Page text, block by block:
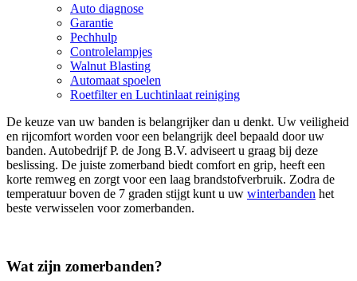
Auto diagnose
Garantie
Pechhulp
Controlelampjes
Walnut Blasting
Automaat spoelen
Roetfilter en Luchtinlaat reiniging
De keuze van uw banden is belangrijker dan u denkt. Uw veiligheid
en rijcomfort worden voor een belangrijk deel bepaald door uw
banden. Autobedrijf P. de Jong B.V. adviseert u graag bij deze
beslissing. De juiste zomerband biedt comfort en grip, heeft een
korte remweg en zorgt voor een laag brandstofverbruik. Zodra de
temperatuur boven de 7 graden stijgt kunt u uw winterbanden het
beste verwisselen voor zomerbanden.
Wat zijn zomerbanden?